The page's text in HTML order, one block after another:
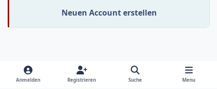
Neuen Account erstellen
Heller Modus
Dunkler Modus
Systemeinstellung
y
Anmelden Registrieren Suche Menu